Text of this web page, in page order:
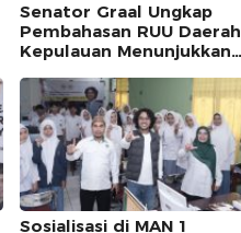
Senator Graal Ungkap
Pembahasan RUU Daerah
Kepulauan Menunjukkan
Sosialisasi di MAN 1